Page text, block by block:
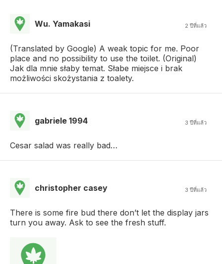
Wu. Yamakasi 2 ปีที่แล้ว
(Translated by Google) A weak topic for me. Poor
place and no possibility to use the toilet. (Original)
Jak dla mnie słaby temat. Słabe miejsce i brak
możliwości skożystania z toalety.
gabriele 1994 3 ปีที่แล้ว
Cesar salad was really bad…
christopher casey 3 ปีที่แล้ว
There is some fire bud there don’t let the display jars
turn you away. Ask to see the fresh stuff.